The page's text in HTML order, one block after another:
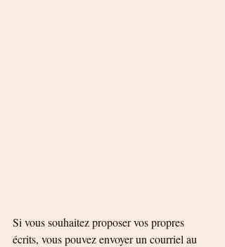
Si vous souhaitez proposer vos propres
écrits, vous pouvez envoyer un courriel au